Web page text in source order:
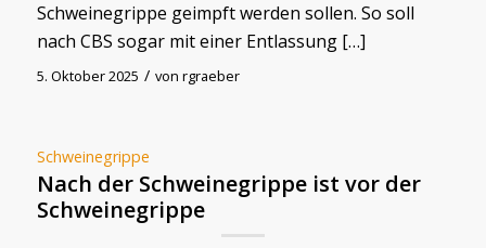
Schweinegrippe geimpft werden sollen. So soll
nach CBS sogar mit einer Entlassung […]
5. Oktober 2025 / von rgraeber
Schweinegrippe
Nach der Schweinegrippe ist vor der
Schweinegrippe